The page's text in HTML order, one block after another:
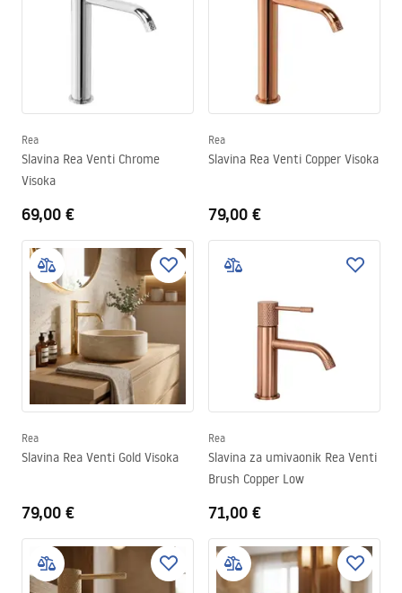
Rea
Slavina Rea Venti Chrome
Visoka
69,00 €
Rea
Slavina Rea Venti Copper Visoka
79,00 €
Rea
Slavina Rea Venti Gold Visoka
79,00 €
Rea
Slavina za umivaonik Rea Venti
Brush Copper Low
71,00 €